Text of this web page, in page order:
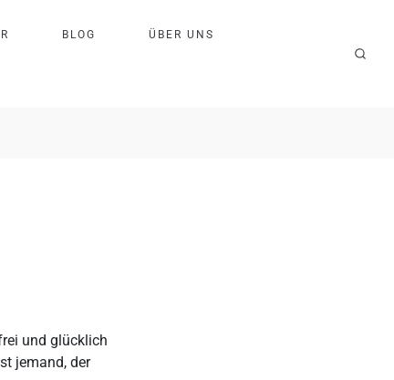
R B LOG Ü B E R U N S
und glücklich
jemand, der